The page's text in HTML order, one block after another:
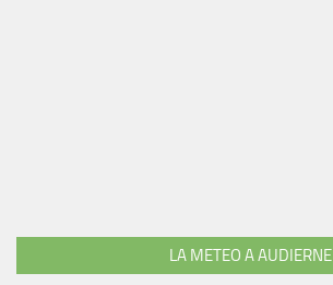
LA METEO A AUDIERNE